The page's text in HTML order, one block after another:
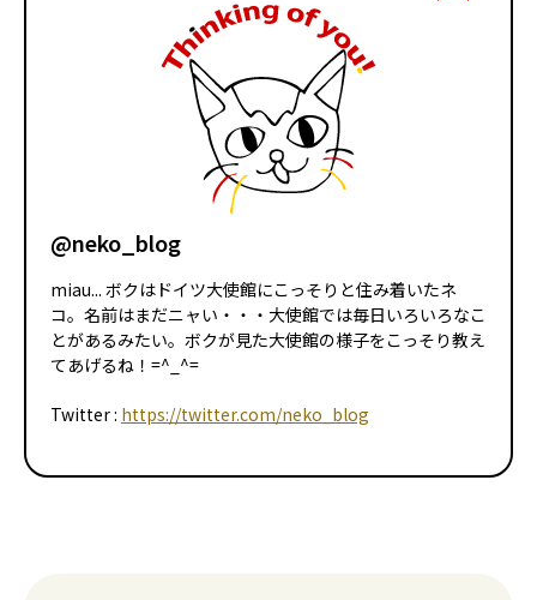
@neko_blog
miau... ボクはドイツ大使館にこっそりと住み着いたネ
コ。名前はまだニャい・・・大使館では毎日いろいろなこ
とがあるみたい。ボクが見た大使館の様子をこっそり教え
てあげるね！=^_^=
Twitter : https://twitter.com/neko_blog